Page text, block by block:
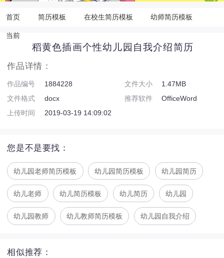
首页 简历模板 在校生简历模板 幼师简历模板
当前
稻黄色插画个性幼儿园自我介绍简历
作品详情：
作品编号 1884228 文件大小
1.47MB
文件格式
docx 推荐软件
OfficeWord
上传时间
2019-03-19 14:09:02
您是不是要找：
幼儿园老师简历模板 幼儿园简历模板 幼儿园简历
幼儿老师 幼儿简历模板 幼儿简历 幼儿园
幼儿园教师 幼儿教师简历模板 幼儿园自我介绍
相似推荐：